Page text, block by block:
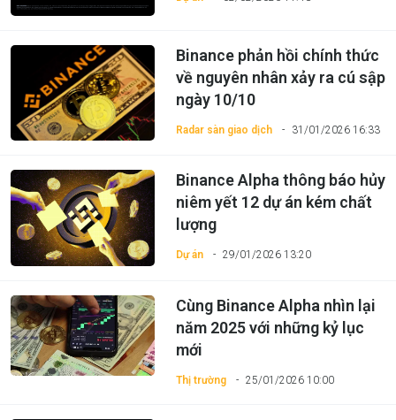
Radar sàn giao dịch 31/01/2026 16:33
Binance phản hồi chính thức
về nguyên nhân xảy ra cú sập
ngày 10/10
Dự án 29/01/2026 13:20
Binance Alpha thông báo hủy
niêm yết 12 dự án kém chất
lượng
Thị trường 25/01/2026 10:00
Cùng Binance Alpha nhìn lại
năm 2025 với những kỷ lục
mới